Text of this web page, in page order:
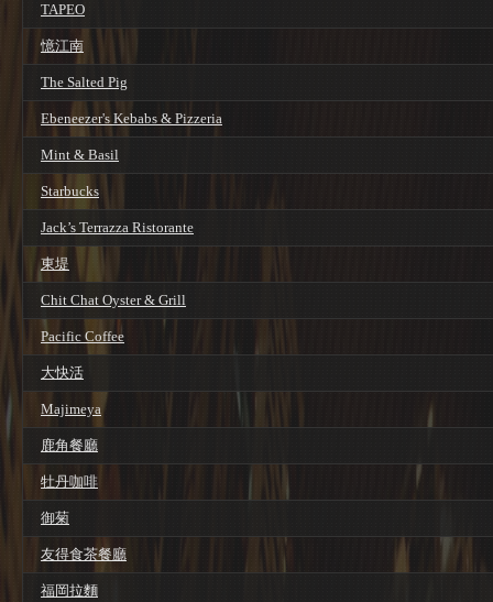
TAPEO
憶江南
The Salted Pig
Ebeneezer's Kebabs & Pizzeria
Mint & Basil
Starbucks
Jack’s Terrazza Ristorante
東堤
Chit Chat Oyster & Grill
Pacific Coffee
大快活
Majimeya
鹿角餐廳
牡丹咖啡
御菊
友得食茶餐廳
福岡拉麵